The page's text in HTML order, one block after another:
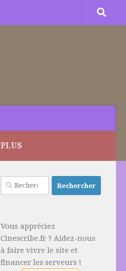
PLUS
Rechercher :
Vous appréciez
Cinescribe.fr ? Aidez-nous
à faire vivre le site et
financer les serveurs !